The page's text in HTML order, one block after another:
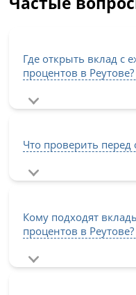
Где открыть вклад с
процентов в Реутове?
Что проверить перед
Кому подходят
процентов в Реутове?